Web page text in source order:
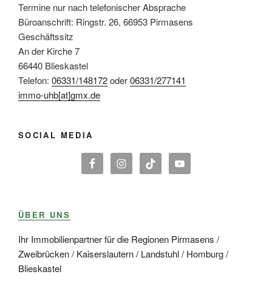
Termine nur nach telefonischer Absprache
Büroanschrift: Ringstr. 26, 66953 Pirmasens
Geschäftssitz
An der Kirche 7
66440 Blieskastel
Telefon: 06331/148172oder06331/277141
immo-uhb[at]gmx.de
SOCIAL MEDIA
ÜBER UNS
Ihr Immobilienpartner für die Regionen Pirmasens /
Zweibrücken / Kaiserslautern / Landstuhl / Homburg /
Blieskastel